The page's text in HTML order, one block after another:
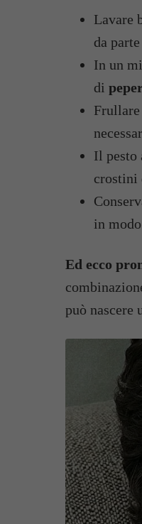
Lavare
da
In un
di
Il pesto
crostini
in
Ed ecco
può nascere